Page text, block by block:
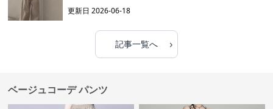
更新日2026-06-18
記事一覧へ ›
ベージュコーデ パンツ